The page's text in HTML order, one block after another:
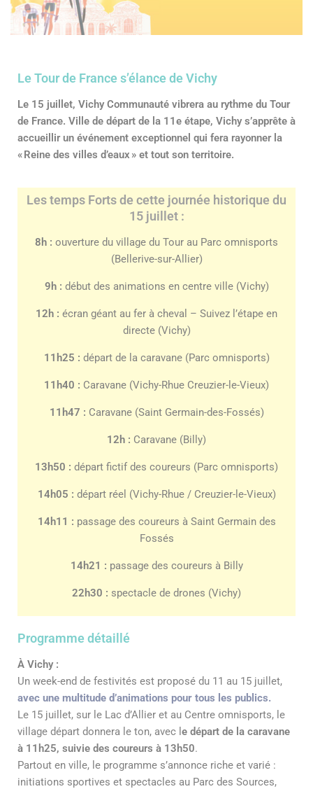
Le Tour de France s’élance de Vichy
Le 15 juillet, Vichy Communauté vibrera au rythme du Tour
de France. Ville de départ de la 11e étape, Vichy s’apprête à
accueillir un événement exceptionnel qui fera rayonner la
« Reine des villes d’eaux » et tout son territoire.
Les temps Forts de cette journée historique du
15 juillet :
8h : ouverture du village du Tour au Parc omnisports
(Bellerive-sur-Allier)
9h : début des animations en centre ville (Vichy)
12h : écran géant au fer à cheval – Suivez l’étape en
directe (Vichy)
11h25 : départ de la caravane (Parc omnisports)
11h40 : Caravane (Vichy-Rhue Creuzier-le-Vieux)
11h47 : Caravane (Saint Germain-des-Fossés)
12h : Caravane (Billy)
13h50 : départ fictif des coureurs (Parc omnisports)
14h05 : départ réel (Vichy-Rhue / Creuzier-le-Vieux)
14h11 : passage des coureurs à Saint Germain des
Fossés
14h21 : passage des coureurs à Billy
22h30 : spectacle de drones (Vichy)
Programme détaillé
À Vichy :
Un week-end de festivités est proposé du 11 au 15 juillet,
avec une multitude d’animations pour tous les publics.
Le 15 juillet, sur le Lac d’Allier et au Centre omnisports, le
village départ donnera le ton, avec l e départ de la caravane
à 11h25, suivie des coureurs à 13h50.
Partout en ville, le programme s’annonce riche et varié :
initiations sportives et spectacles au Parc des Sources,